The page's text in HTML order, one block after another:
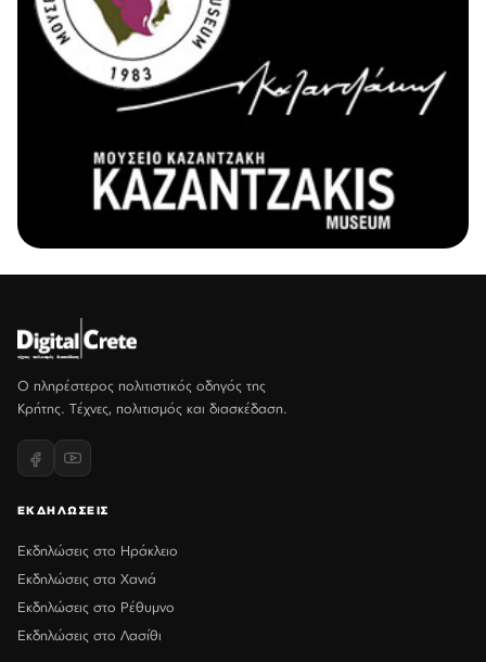
Ο πληρέστερος πολιτιστικός οδηγός της
Κρήτης. Τέχνες, πολιτισμός και διασκέδαση.
ΕΚΔΗΛΩΣΕΙΣ
Εκδηλώσεις στο Ηράκλειο
Εκδηλώσεις στα Χανιά
Εκδηλώσεις στο Ρέθυμνο
Εκδηλώσεις στο Λασίθι